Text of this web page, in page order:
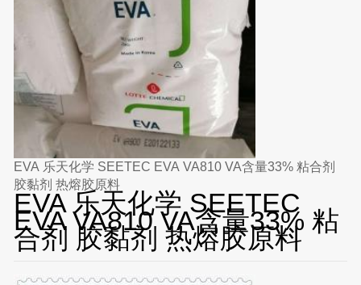
EVA 乐天化学 SEETEC EVA VA810 VA含量33% 粘合剂
胶黏剂 热熔胶原料
EVA 乐天化学 SEETEC
EVA VA810 VA含量33% 粘
合剂 胶黏剂 热熔胶原料